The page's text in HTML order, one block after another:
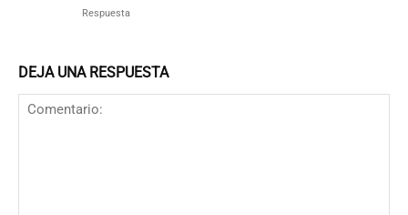
Respuesta
DEJA UNA RESPUESTA